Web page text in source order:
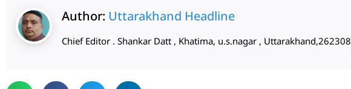
Author: Uttarakhand Headline
Chief Editor . Shankar Datt , Khatima, u.s.nagar , Uttarakhand,262308